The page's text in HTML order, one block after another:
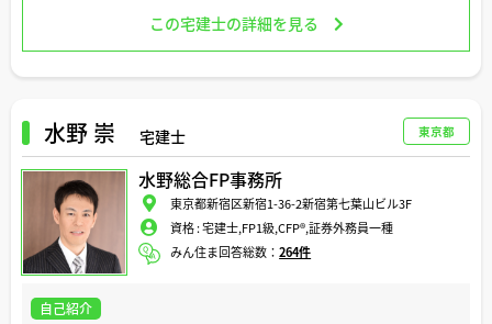
相談にも対応可能です。
また個人でも東京で戸建て住宅を購入しているため、経験に基づいたア
どうぞよろしくお願い致します。
この宅建士の詳細を見る
水野 崇 宅建士 東京都
水野総合FP事務所
東京都新宿区新宿1-36-2新宿第七葉山ビル3F
資格 :宅建士,FP1級,CFP®️,証券外務員一種
みん住ま回答総数：264件
自己紹介